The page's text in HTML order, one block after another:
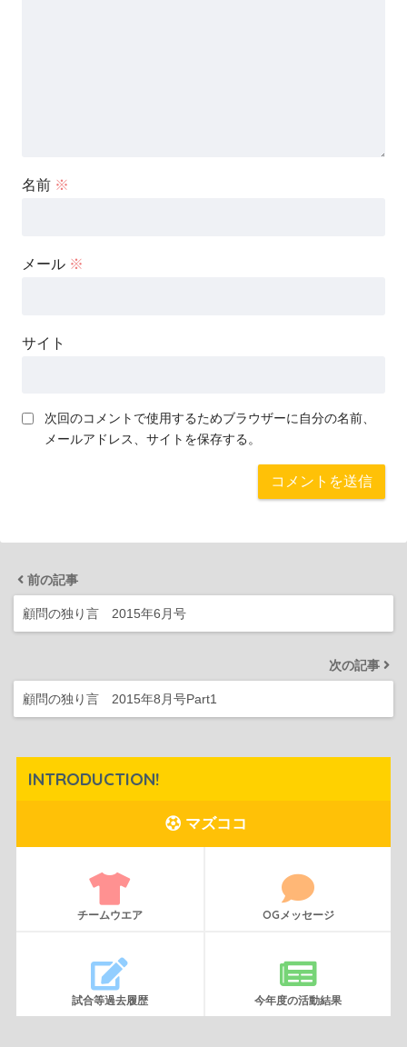
名前 ※
メール ※
サイト
次回のコメントで使用するためブラウザーに自分の名前、
メールアドレス、サイトを保存する。
前の記事
顧問の独り言 2015年6月号
次の記事
顧問の独り言 2015年8月号Part1
INTRODUCTION!
マズココ
チームウエア OGメッセージ
試合等過去履歴 今年度の活動結果